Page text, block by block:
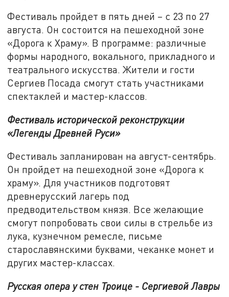
Фестиваль пройдет в пять дней – с 23 по 27
августа. Он состоится на пешеходной зоне
«Дорога к Храму». В программе: различные
формы народного, вокального, прикладного и
театрального искусства. Жители и гости
Сергиев Посада смогут стать участниками
спектаклей и мастер-классов.
Фестиваль исторической реконструкции
«Легенды Древней Руси»
Фестиваль запланирован на август-сентябрь.
Он пройдет на пешеходной зоне «Дорога к
храму». Для участников подготовят
древнерусский лагерь под
предводительством князя. Все желающие
смогут попробовать свои силы в стрельбе из
лука, кузнечном ремесле, письме
старославянскими буквами, чеканке монет и
других мастер-классах.
Русская опера у стен Троице - Сергиевой Лавры